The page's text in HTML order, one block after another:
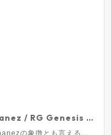
Ibanez / RG Genesis Collection RG550-WHF(White Flat)【限定モデル】アイバニーズ 日本製【3.67kg/2026年製】[S/N F2619352]